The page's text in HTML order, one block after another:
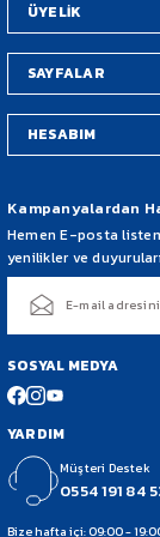
ÜYELİK
SAYFALAR
HESABIM
Kampanyalardan
Hemen E-posta
yenilikler ve
SOSYAL MEDYA
YARDIM
Müşteri Destek
0554 191 84
Bize hafta içi: 09:00 -